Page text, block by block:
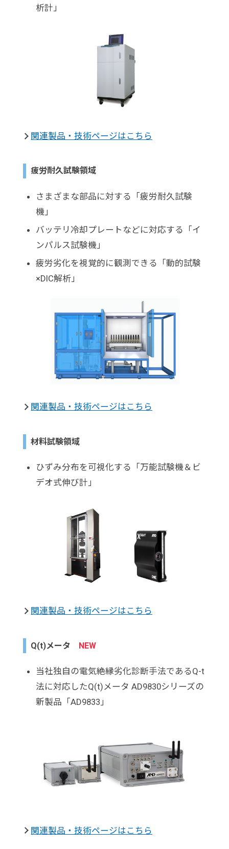
析計」
関連製品・技術ページはこちら
疲労耐久試験領域
さまざまな部品に対する「疲労耐久試験
機」
バッテリ冷却プレートなどに対応する「イ
ンパルス試験機」
疲労劣化を視覚的に観測できる「動的試験
×DIC解析」
関連製品・技術ページはこちら
材料試験領域
ひずみ分布を可視化する「万能試験機＆ビ
デオ式伸び計」
関連製品・技術ページはこちら
Q(t)メータ NEW
当社独自の電気絶縁劣化診断手法であるQ-t
法に対応したQ(t)メータ AD9830シリーズの
新製品「AD9833」
関連製品・技術ページはこちら